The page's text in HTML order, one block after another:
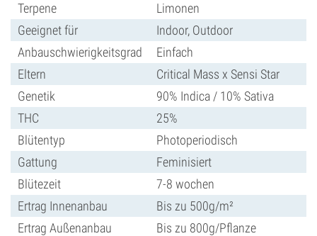
Terpene
Limonen
Geeignet für
Indoor, Outdoor
Anbauschwierigkeitsgrad
Einfach
Eltern
Critical Mass x Sensi Star
Genetik
90% Indica / 10% Sativa
THC
25%
Blütentyp
Photoperiodisch
Gattung
Feminisiert
Blütezeit
7-8 wochen
Ertrag Innenanbau
Bis zu 500g/m²
Ertrag Außenanbau
Bis zu 800g/Pflanze